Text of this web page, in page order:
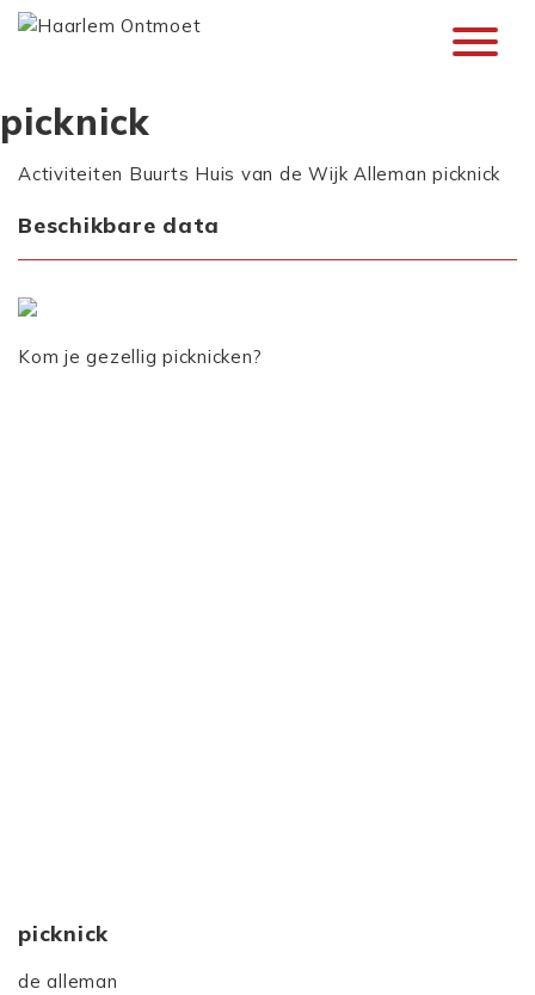
picknick
Activiteiten Buurts Huis van de Wijk Alleman picknick
Beschikbare data
Kom je gezellig picknicken?
picknick
de alleman